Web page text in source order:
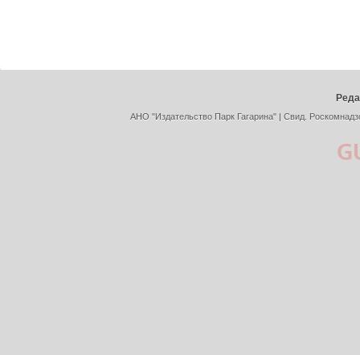
АНО "Издательство Парк Гагарина" | Свид.